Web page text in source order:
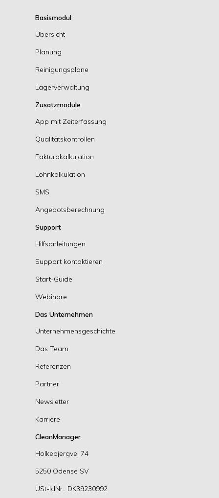
Basismodul
Übersicht
Planung
Reinigungspläne
Lagerverwaltung
Zusatzmodule
App mit Zeiterfassung
Qualitätskontrollen
Fakturakalkulation
Lohnkalkulation
SMS
Angebotsberechnung
Support
Hilfsanleitungen
Support kontaktieren
Start-Guide
Webinare
Das Unternehmen
Unternehmensgeschichte
Das Team
Referenzen
Partner
Newsletter
Karriere
CleanManager
Holkebjergvej 74
5250 Odense SV
USt-IdNr.: DK39230992